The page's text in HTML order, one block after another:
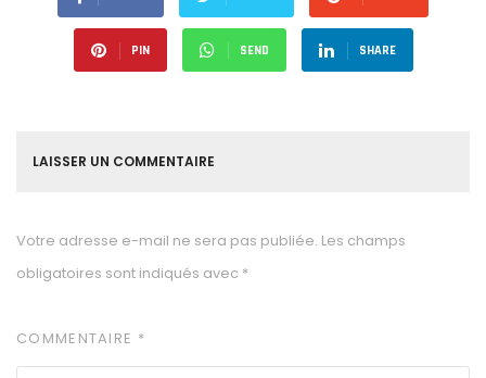
PIN SEND SHARE
LAISSER UN COMMENTAIRE
Votre adresse e-mail ne sera pas publiée. Les champs
obligatoires sont indiqués avec *
COMMENTAIRE *